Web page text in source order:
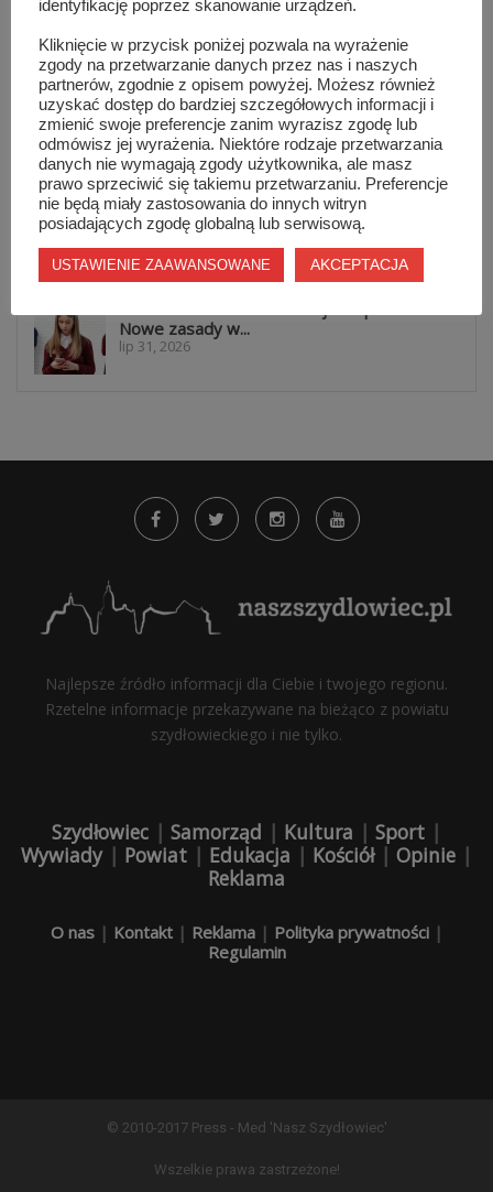
sie 4, 2026
82 lata od wybuchu Powstania
Warszawskiego. Ich mogiły znajdują się...
lip 31, 2026
Lokalna reklama, która działa. Dlaczego
warto być widocznym przez cały...
lip 31, 2026
Nowe zasady w...
lip 31, 2026
Najlepsze źródło informacji dla Ciebie i twojego regionu.
Rzetelne informacje przekazywane na bieżąco z powiatu
szydłowieckiego i nie tylko.
Szydłowiec | Samorząd | Kultura | Sport |
Wywiady| Powiat | Edukacja | Kościół| Opinie |
Reklama
O nas| Kontakt| Reklama| Polityka prywatności|
Regulamin
© 2010-2017 Press - Med 'Nasz Szydłowiec'
Wszelkie prawa zastrzeżone!
identyfikację poprzez skanowanie urządzeń.
Kliknięcie w przycisk poniżej pozwala na wyrażenie
zgody na przetwarzanie danych przez nas i naszych
partnerów, zgodnie z opisem powyżej. Możesz również
uzyskać dostęp do bardziej szczegółowych informacji i
zmienić swoje preferencje zanim wyrazisz zgodę lub
odmówisz jej wyrażenia. Niektóre rodzaje przetwarzania
danych nie wymagają zgody użytkownika, ale masz
prawo sprzeciwić się takiemu przetwarzaniu. Preferencje
nie będą miały zastosowania do innych witryn
posiadających zgodę globalną lub serwisową.
USTAWIENIE ZAAWANSOWANE AKCEPTACJA